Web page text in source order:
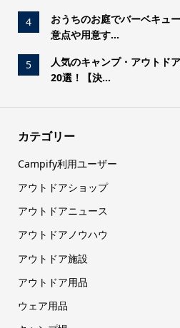
4
おうちのお庭でバーベキュ
意点や用意す...
5
人気のキャンプ・アウトド
20選！【決...
カテゴリー
Campify利用ユーザー
アウトドアショップ
アウトドアニュース
アウトドアノウハウ
アウトドア施設
アウトドア用品
ウェア用品